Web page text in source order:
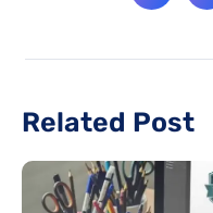
Related Post